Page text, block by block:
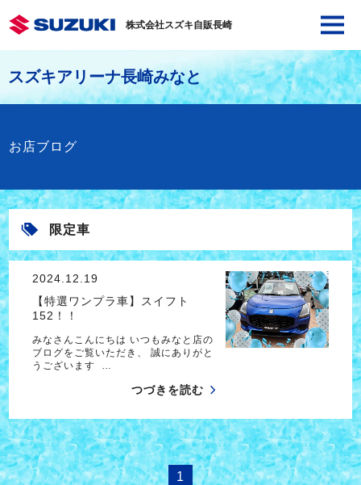
株式会社スズキ自販長崎
スズキアリーナ長崎みなと
お店ブログ
限定車
2024.12.19
【特選ワンプラ車】スイフト
152！！
みなさんこんにちは いつもみなと店の
ブログをご覧いただき、 誠にありがと
うございます …
つづきを読む
1